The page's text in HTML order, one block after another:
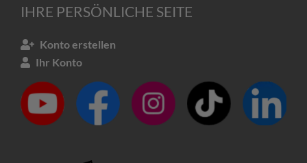
IHRE PERSÖNLICHE SEITE
Konto erstellen
Ihr Konto